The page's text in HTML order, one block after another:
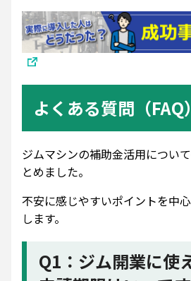
よくある質問（FAQ）
ジムマシンの補助金活用につい
とめました。
不安に感じやすいポイントを中
します。
Q1：ジム開業に使